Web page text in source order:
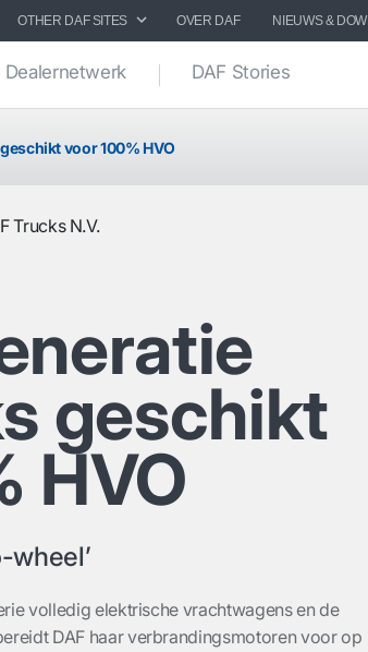
OTHER DAF SITES OVER DAF NIEUWS &
Dealernetwerk DAF Stories
voor 100% HVO
Trucks N.V.
geschikt
HVO
wheel’
volledig elektrische vrachtwagens en de
DAF haar verbrandingsmotoren voor op